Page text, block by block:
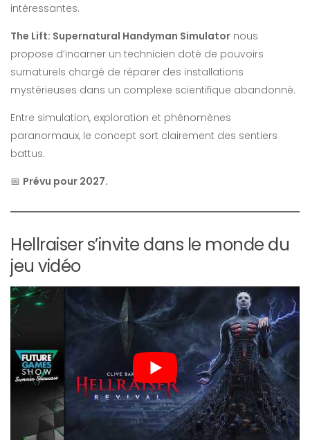
intéressantes.
The Lift: Supernatural Handyman Simulator nous
propose d’incarner un technicien doté de pouvoirs
surnaturels chargé de réparer des installations
mystérieuses dans un complexe scientifique abandonné.
Entre simulation, exploration et phénomènes
paranormaux, le concept sort clairement des sentiers
battus.
📅 Prévu pour 2027.
Hellraiser s’invite dans le monde du
jeu vidéo